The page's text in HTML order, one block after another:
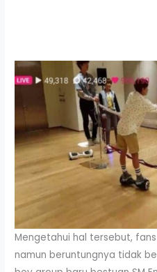
Mengetahui hal tersebut,
namun beruntungnya tidak